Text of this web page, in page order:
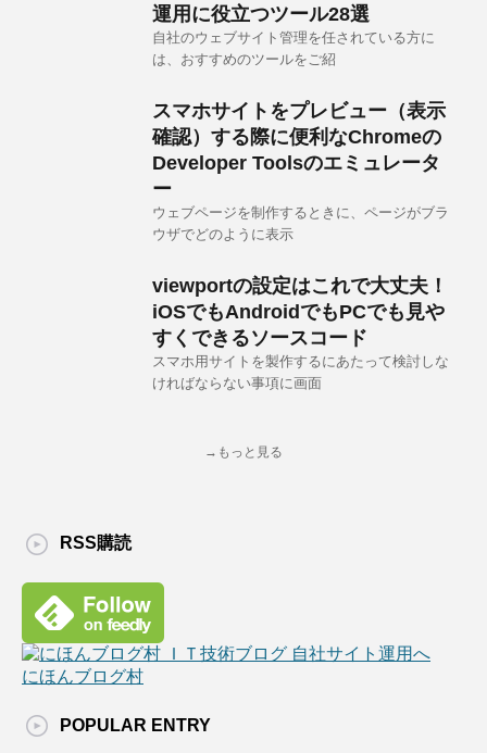
運用に役立つツール28選
自社のウェブサイト管理を任されている方に
は、おすすめのツールをご紹
スマホサイトをプレビュー（表示
確認）する際に便利なChromeの
Developer Toolsのエミュレータ
ー
ウェブページを制作するときに、ページがブラ
ウザでどのように表示
viewportの設定はこれで大丈夫！
iOSでもAndroidでもPCでも見や
すくできるソースコード
スマホ用サイトを製作するにあたって検討しな
ければならない事項に画面
→もっと見る
RSS購読
にほんブログ村
POPULAR ENTRY